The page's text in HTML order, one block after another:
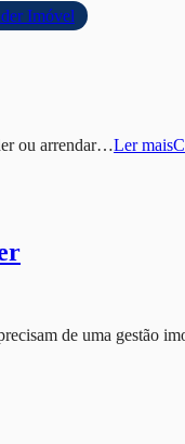
Imóvel
ou arrendar…Ler mais
de uma gestão